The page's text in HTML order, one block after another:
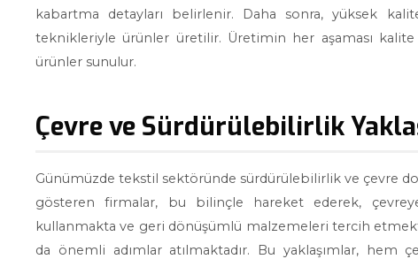
kabartma detayları belirlenir. Daha sonra, yüksek
teknikleriyle ürünler üretilir. Üretimin her aşaması
ürünler sunulur.
Çevre ve Sürdürülebilirlik
Günümüzde tekstil sektöründe sürdürülebilirlik ve çevre
gösteren firmalar, bu bilinçle hareket ederek,
kullanmakta ve geri dönüşümlü malzemeleri tercih
da önemli adımlar atılmaktadır. Bu yaklaşımlar, hem